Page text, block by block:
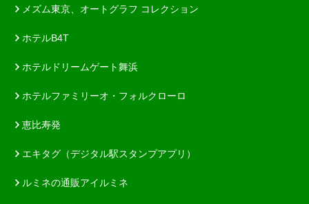
メズム東京、オートグラフ コレクション
ホテルB4T
ホテルドリームゲート舞浜
ホテルファミリーオ・フォルクローロ
恵比寿発
エキタグ（デジタル駅スタンプアプリ）
ルミネの通販アイルミネ